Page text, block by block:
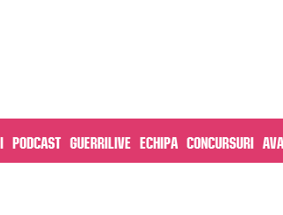
Podcast Guerrilive Echipa Concursuri